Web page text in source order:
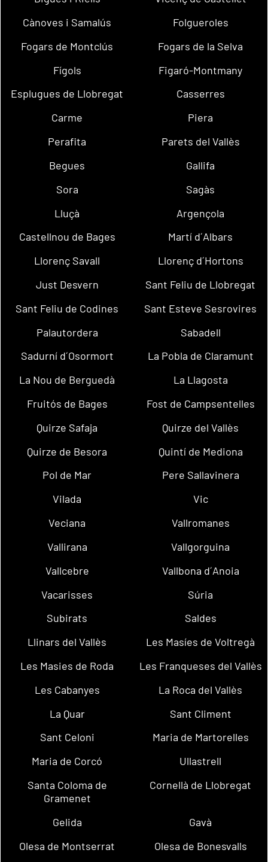
Cànoves i Samalús
Folgueroles
Fogars de Montclús
Fogars de la Selva
Fígols
Figaró-Montmany
Esplugues de Llobregat
Casserres
Carme
Piera
Perafita
Parets del Vallès
Begues
Gallifa
Sora
Sagàs
Lluçà
Argençola
Castellnou de Bages
Martí d´Albars
Llorenç Savall
Llorenç d´Hortons
Just Desvern
Sant Feliu de Llobregat
Sant Feliu de Codines
Sant Esteve Sesrovires
Palautordera
Sabadell
Sadurní d´Osormort
La Pobla de Claramunt
La Nou de Berguedà
La Llagosta
Fruitós de Bages
Fost de Campsentelles
Quirze Safaja
Quirze del Vallès
Quirze de Besora
Quintí de Mediona
Pol de Mar
Pere Sallavinera
Vilada
Vic
Veciana
Vallromanes
Vallirana
Vallgorguina
Vallcebre
Vallbona d´Anoia
Vacarisses
Súria
Subirats
Saldes
Llinars del Vallès
Les Masíes de Voltregà
Les Masies de Roda
Les Franqueses del Vallès
Les Cabanyes
La Roca del Vallès
La Quar
Sant Climent
Sant Celoni
Maria de Martorelles
Maria de Corcó
Ullastrell
Santa Coloma de
Gramenet
Cornellà de Llobregat
Gelida
Gavà
Olesa de Montserrat
Olesa de Bonesvalls